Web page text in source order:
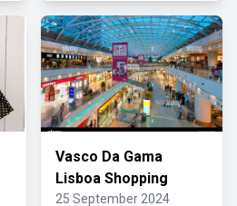
Vasco Da Gama
Lisboa Shopping
25 September 2024